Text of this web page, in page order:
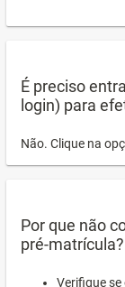
É preciso
login) para
Não. Clique na
Por que não
pré-matrícula?
Verifique